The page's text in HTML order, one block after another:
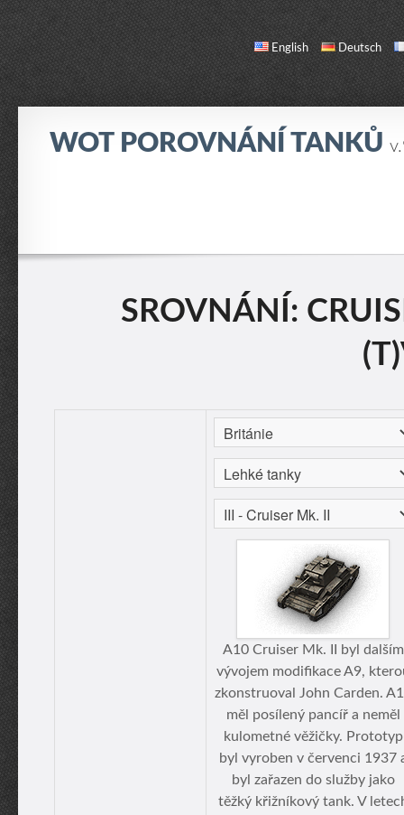
English Deutsch
WOT POROVNÁNÍ TANKŮ
SROVNÁNÍ:
A10 Cruiser Mk. II byl dalším
vývojem modifikace A9,
zkonstruoval John Carden.
měl posílený pancíř a neměl
kulometné věžičky. Prototyp
byl vyroben v červenci 1937
byl zařazen do služby jako
těžký křižníkový tank. V